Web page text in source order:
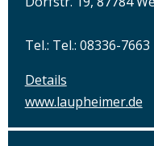
Tel.: Tel.: 08336-7663
Details
www.laupheimer.de